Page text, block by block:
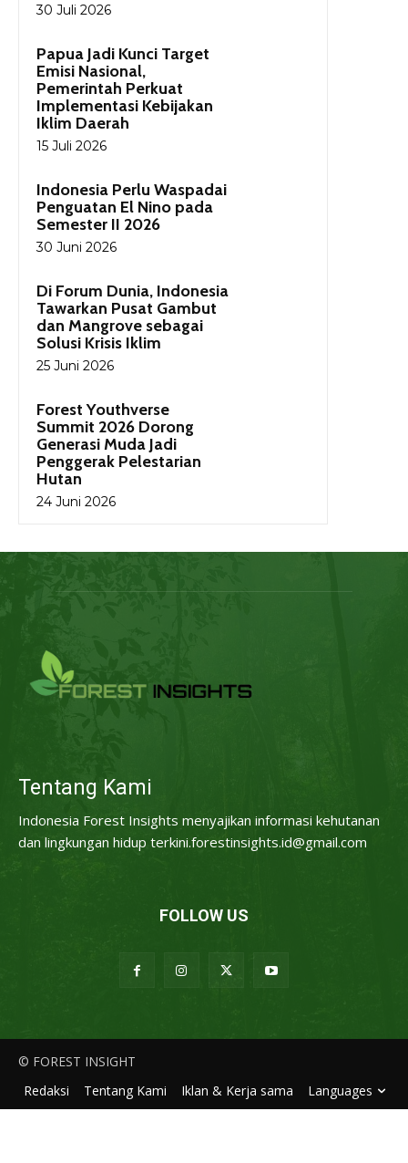
30 Juli 2026
Papua Jadi Kunci Target
Emisi Nasional,
Pemerintah Perkuat
Implementasi Kebijakan
Iklim Daerah
15 Juli 2026
Indonesia Perlu Waspadai
Penguatan El Nino pada
Semester II 2026
30 Juni 2026
Di Forum Dunia, Indonesia
Tawarkan Pusat Gambut
dan Mangrove sebagai
Solusi Krisis Iklim
25 Juni 2026
Forest Youthverse
Summit 2026 Dorong
Generasi Muda Jadi
Penggerak Pelestarian
Hutan
24 Juni 2026
Tentang Kami
Indonesia Forest Insights menyajikan informasi kehutanan
dan lingkungan hidup terkini.forestinsights.id@gmail.com
FOLLOW US
© FOREST INSIGHT
Redaksi
Tentang Kami Iklan & Kerja sama Languages